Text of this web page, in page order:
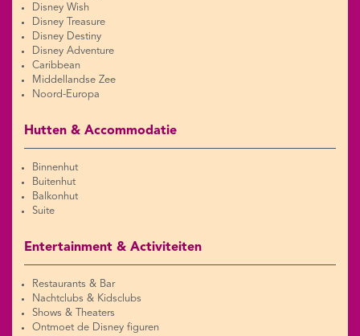
Disney Wish
Disney Treasure
Disney Destiny
Disney Adventure
Caribbean
Middellandse Zee
Noord-Europa
Hutten & Accommodatie
Binnenhut
Buitenhut
Balkonhut
Suite
Entertainment & Activiteiten
Restaurants & Bar
Nachtclubs & Kidsclubs
Shows & Theaters
Ontmoet de Disney figuren